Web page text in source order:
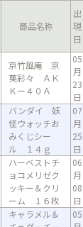
商品名称
出
現
日
京竹風庵 京
菓彩々 ＡＫ
Ｋー４０Ａ
05
月
23
日
バンダイ 妖
怪ウォッチお
みくじシー
ル １４ｇ
07
月
25
日
ハーベストチ
ョコメリゼク
ッキー＆クリ
ーム １６枚
06
月
08
日
キャラメル＆
05